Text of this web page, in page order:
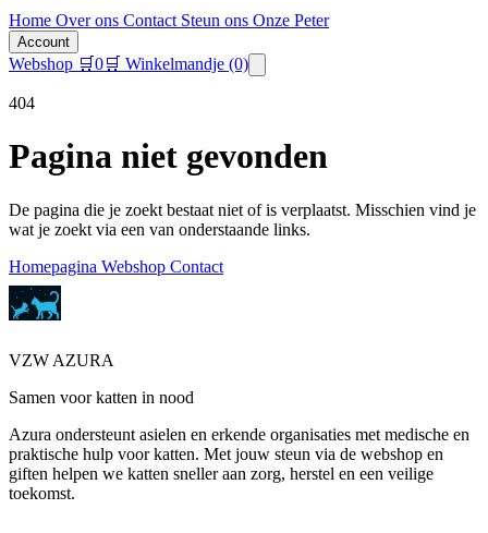
Home Over ons Contact Steun ons Onze Peter
Account
Webshop 🛒0🛒 Winkelmandje (0)
404
Pagina niet gevonden
De pagina die je zoekt bestaat niet of is verplaatst. Misschien vind je
wat je zoekt via een van onderstaande links.
Homepagina Webshop Contact
VZW AZURA
Samen voor katten in nood
Azura ondersteunt asielen en erkende organisaties met medische en
praktische hulp voor katten. Met jouw steun via de webshop en
giften helpen we katten sneller aan zorg, herstel en een veilige
toekomst.